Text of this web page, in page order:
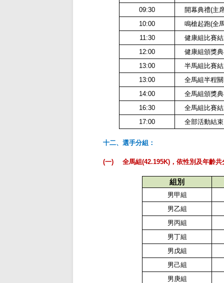
09:30
開幕典禮(主
10:00
鳴槍起跑(全
11:30
健康組比賽
12:00
健康組頒獎
13:00
半馬組比賽
13:00
全馬組半程
14:00
全馬組頒獎
16:30
全馬組比賽
17:00
全部活動結
十二、選手分組：
(一) 全馬組(42.195K) ，依性別及年齡共
組別
男甲組
男乙組
男丙組
男丁組
男戊組
男己組
男庚組